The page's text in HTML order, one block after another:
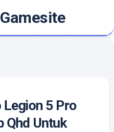
Legion 5 Pro
Qhd Untuk